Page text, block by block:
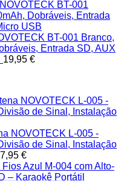
BT-001 Branco,
Entrada SD, AUX
19,95 €
NOVOTECK L-005 -
de Sinal, Instalação
7,95 €